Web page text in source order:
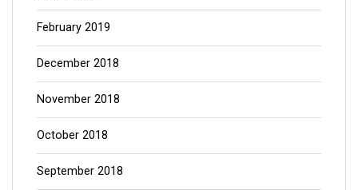
February 2019
December 2018
November 2018
October 2018
September 2018